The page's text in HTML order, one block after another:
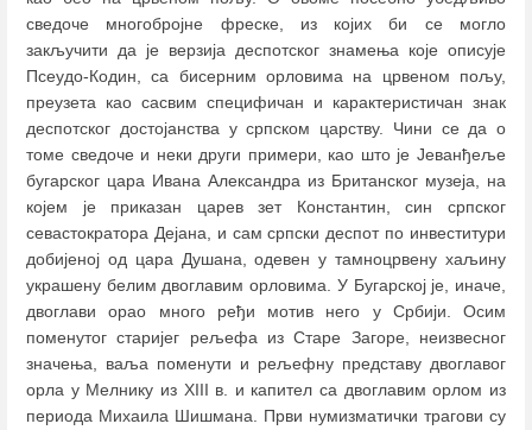
сведоче многобројне фреске, из којих би се могло
закључити да је верзија деспотског знамења које описује
Псеудо-Кодин, са бисерним орловима на црвеном пољу,
преузета као сасвим специфичан и карактеристичан знак
деспотског достојанства у српском царству. Чини се да о
томе сведоче и неки други примери, као што је Јеванђеље
бугарског цара Ивана Александра из Британског музеја, на
којем је приказан царев зет Константин, син српског
севастократора Дејана, и сам српски деспот по инвеститури
добијеној од цара Душана, одевен у тамноцрвену хаљину
украшену белим двоглавим орловима. У Бугарској је, иначе,
двоглави орао много ређи мотив него у Србији. Осим
поменутог старијег рељефа из Старе Загоре, неизвесног
значења, ваља поменути и рељефну представу двоглавог
орла у Мелнику из XIII в. и капител са двоглавим орлом из
периода Михаила Шишмана. Први нумизматички трагови су